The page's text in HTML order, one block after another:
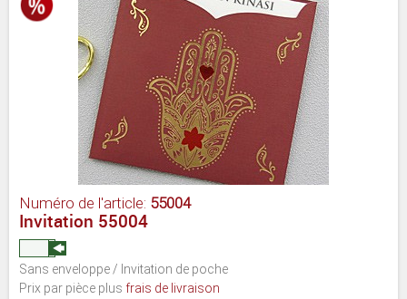
Numéro de l'article: 55004
Invitation 55004
Sans enveloppe / Invitation de poche
Prix par pièce plus frais de livraison